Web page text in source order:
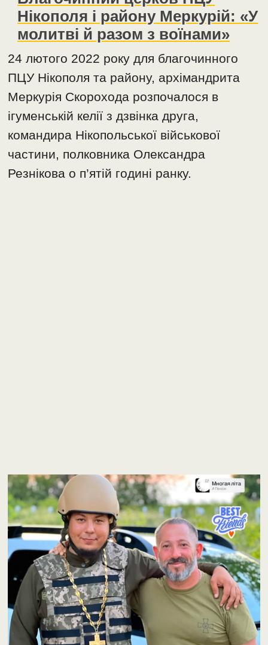
Нікополя і району Меркурій: «У
молитві й разом з воїнами»
24 лютого 2022 року для благочинного
ПЦУ Нікополя та району, архімандрита
Меркурія Скорохода розпочалося в
ігуменській келії з дзвінка друга,
командира Нікопольської військової
частини, полковника Олександра
Резнікова о п’ятій годині ранку.